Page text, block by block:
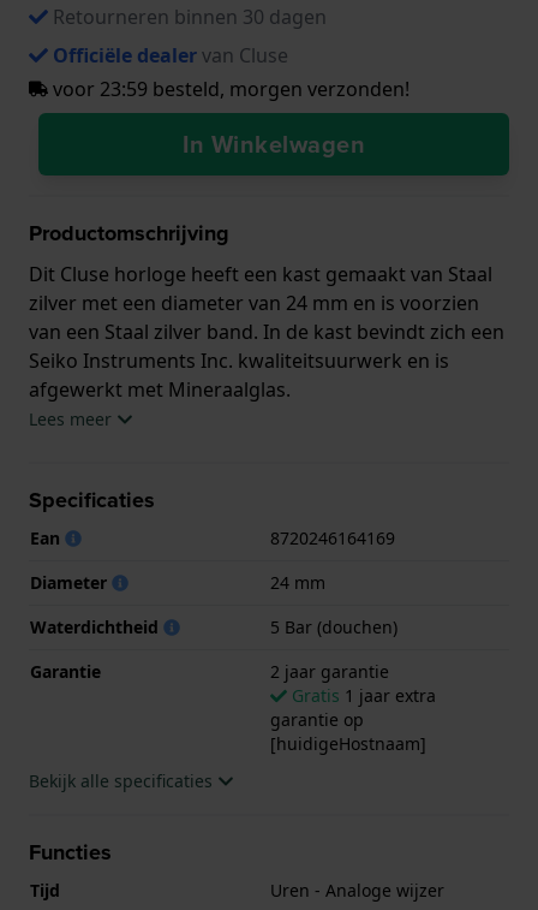
Retourneren binnen 30 dagen
Officiële dealervan Cluse
voor 23:59 besteld, morgen verzonden!
In Winkelwagen
Productomschrijving
Dit Cluse horloge heeft een kast gemaakt van Staal
zilver met een diameter van 24 mm en is voorzien
van een Staal zilver band. In de kast bevindt zich een
Seiko Instruments Inc. kwaliteitsuurwerk en is
afgewerkt met Mineraalglas.
horloge geleverd met 2 jaar garantie.
Lees meer
Specificaties
Ean
8720246164169
Diameter
24 mm
Waterdichtheid
5 Bar (douchen)
Garantie
2 jaar garantie
Gratis 1 jaar extra
garantie op
[huidigeHostnaam]
Bekijk alle specificaties
Functies
Tijd
Uren - Analoge wijzer